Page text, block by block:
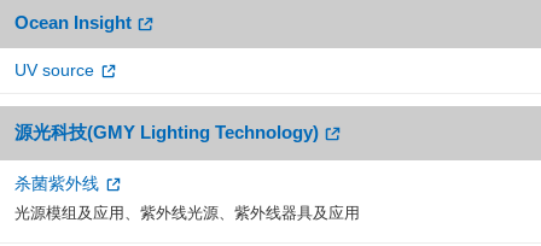
Ocean Insight
UV source
源光科技(GMY Lighting Technology)
杀菌紫外线
光源模组及应用、紫外线光源、紫外线器具及应用